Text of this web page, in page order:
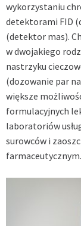
wykorzystaniu
detektorami FID
(detektor mas).
w dwojakiego
nastrzyku
(dozowanie par
większe
formulacyjnych
laboratoriów
surowców i
farmaceutycznym.